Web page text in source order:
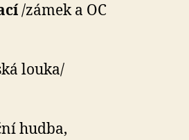
/zámek a OC
louka/
hudba,